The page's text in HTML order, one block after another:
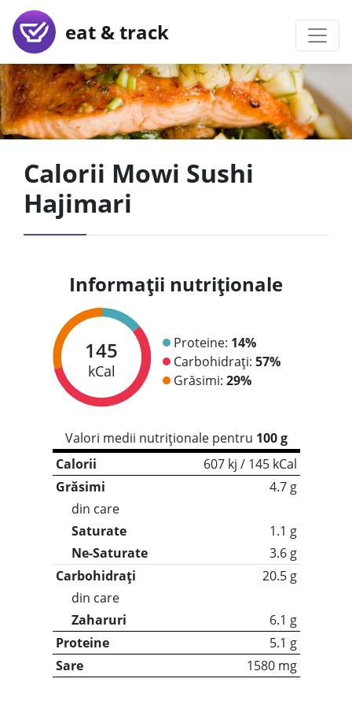
eat & track
Calorii Mowi Sushi
Hajimari
Informații nutriționale
145
kCal
Proteine: 14%
Carbohidrați: 57%
Grăsimi: 29%
Valori medii nutriționale pentru 100 g
Calorii
607 kj / 145 kCal
Grăsimi
4.7 g
din care
Saturate
1.1 g
Ne-Saturate
3.6 g
Carbohidrați
20.5 g
din care
Zaharuri
6.1 g
Proteine
5.1 g
Sare
1580 mg